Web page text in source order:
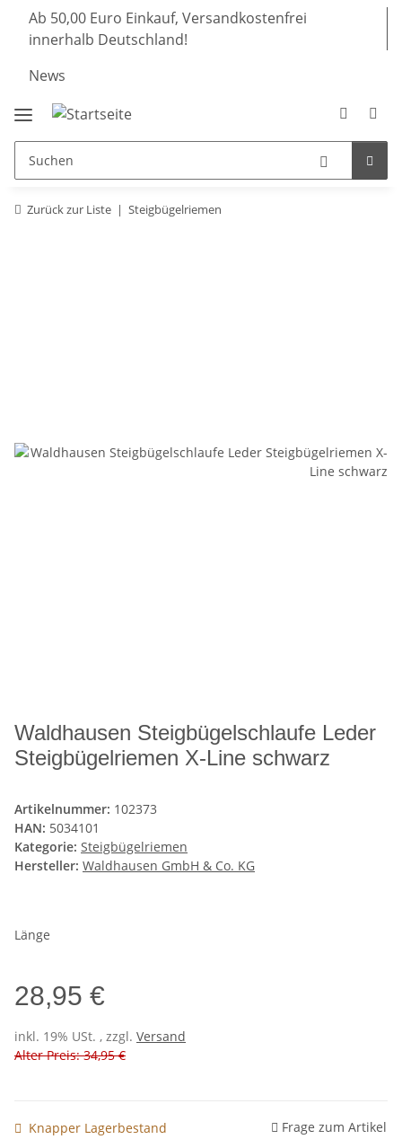
Ab 50,00 Euro Einkauf, Versandkostenfrei
innerhalb Deutschland!
News
Zurück zur Liste Steigbügelriemen
Waldhausen Steigbügelschlaufe Leder
Steigbügelriemen X-Line schwarz
Artikelnummer: 102373
HAN: 5034101
Kategorie: Steigbügelriemen
Hersteller: Waldhausen GmbH & Co. KG
Länge
28,95 €
inkl. 19% USt. , zzgl. Versand
Alter Preis: 34,95 €
Knapper Lagerbestand Frage zum Artikel